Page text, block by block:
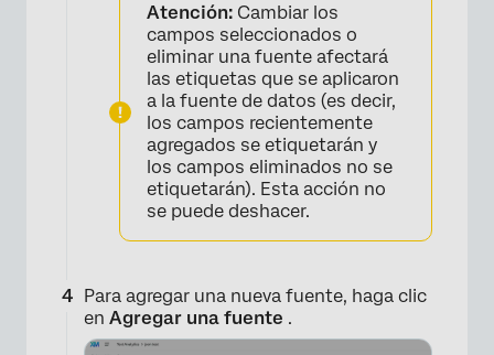
×
Atención: Cambiar los
campos seleccionados o
eliminar una fuente afectará
las etiquetas que se aplicaron
a la fuente de datos (es decir,
los campos recientemente
agregados se etiquetarán y
los campos eliminados no se
etiquetarán). Esta acción no
se puede deshacer.
Para agregar una nueva fuente, haga clic
en Agregar una fuente .